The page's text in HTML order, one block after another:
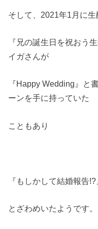
そして、2021年1月に
『兄の誕生日を祝おう
イガさんが
『Happy Wedding』と
ーンを手に持っていた
こともあり
『もしかして結婚報告!?
とざわめいたようです。